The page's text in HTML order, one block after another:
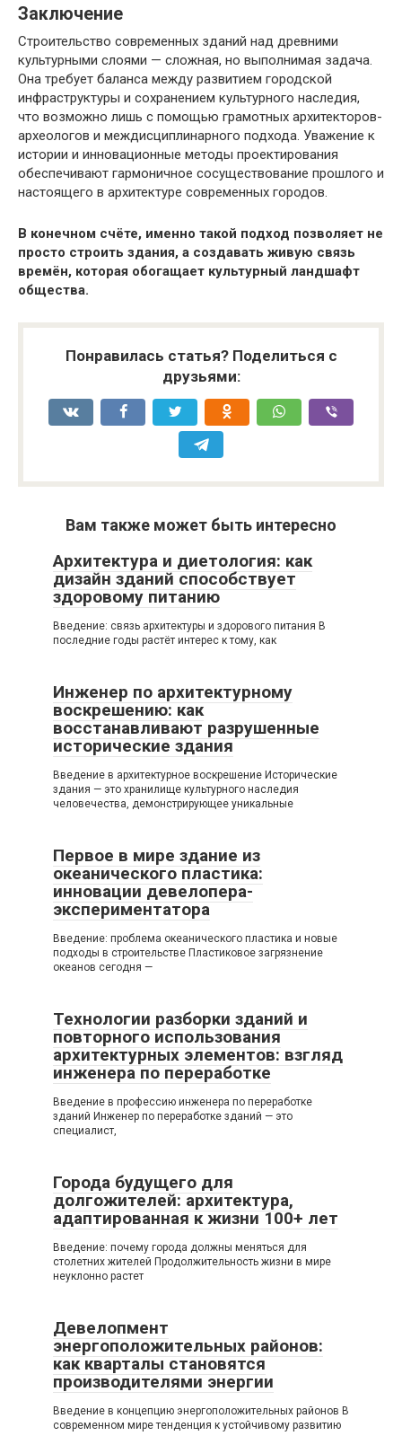
Заключение
Строительство современных зданий над древними
культурными слоями — сложная, но выполнимая задача.
Она требует баланса между развитием городской
инфраструктуры и сохранением культурного наследия,
что возможно лишь с помощью грамотных архитекторов-
археологов и междисциплинарного подхода. Уважение к
истории и инновационные методы проектирования
обеспечивают гармоничное сосуществование прошлого и
настоящего в архитектуре современных городов.
В конечном счёте, именно такой подход позволяет не
просто строить здания, а создавать живую связь
времён, которая обогащает культурный ландшафт
общества.
Понравилась статья? Поделиться с
друзьями:
Вам также может быть интересно
Архитектура и диетология: как
дизайн зданий способствует
здоровому питанию
Введение: связь архитектуры и здорового питания В
последние годы растёт интерес к тому, как
Инженер по архитектурному
воскрешению: как
восстанавливают разрушенные
исторические здания
Введение в архитектурное воскрешение Исторические
здания — это хранилище культурного наследия
человечества, демонстрирующее уникальные
Первое в мире здание из
океанического пластика:
инновации девелопера-
экспериментатора
Введение: проблема океанического пластика и новые
подходы в строительстве Пластиковое загрязнение
океанов сегодня —
Технологии разборки зданий и
повторного использования
архитектурных элементов: взгляд
инженера по переработке
Введение в профессию инженера по переработке
зданий Инженер по переработке зданий — это
специалист,
Города будущего для
долгожителей: архитектура,
адаптированная к жизни 100+ лет
Введение: почему города должны меняться для
столетних жителей Продолжительность жизни в мире
неуклонно растет
Девелопмент
энергоположительных районов:
как кварталы становятся
производителями энергии
Введение в концепцию энергоположительных районов В
современном мире тенденция к устойчивому развитию